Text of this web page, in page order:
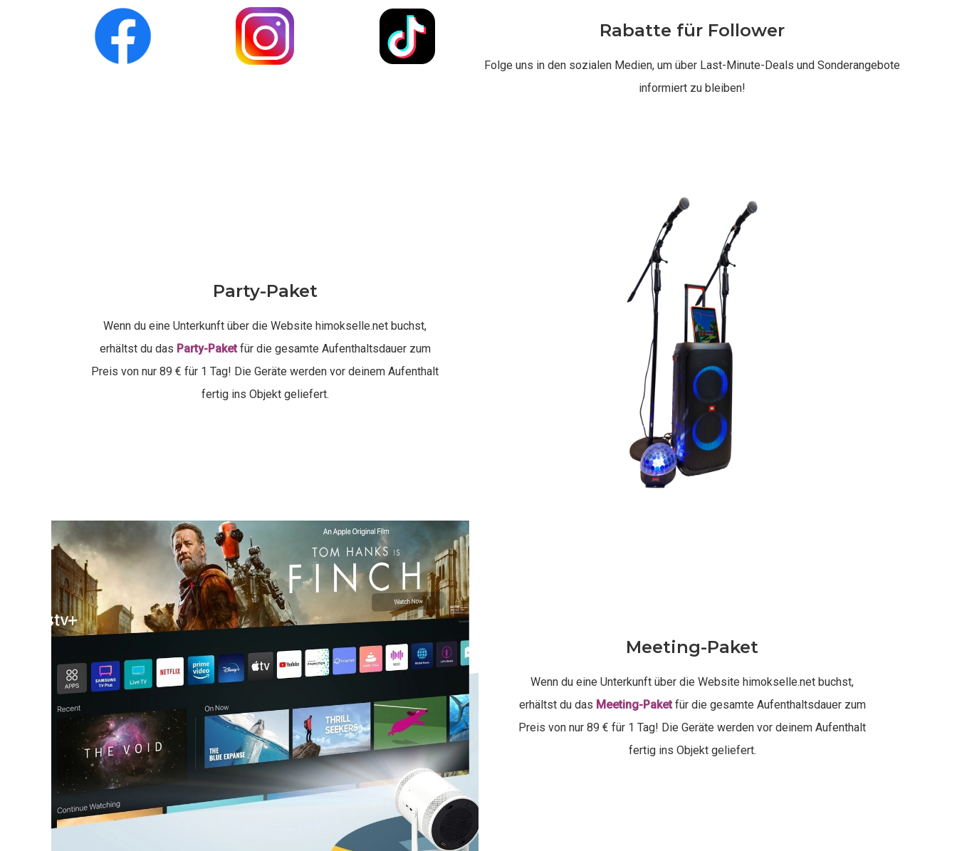
Rabatte für Follower
Folge uns in den sozialen Medien, um über Last-Minute-Deals und Sonderangebote
informiert zu bleiben!
Party-Paket
Wenn du eine Unterkunft über die Website himokselle.net buchst,
erhältst du das Party-Paketfür die gesamte Aufenthaltsdauer zum
Preis von nur 89 € für 1 Tag! Die Geräte werden vor deinem Aufenthalt
fertig ins Objekt geliefert.
Meeting-Paket
Wenn du eine Unterkunft über die Website himokselle.net buchst,
erhältst du das Meeting-Paketfür die gesamte Aufenthaltsdauer zum
Preis von nur 89 € für 1 Tag! Die Geräte werden vor deinem Aufenthalt
fertig ins Objekt geliefert.